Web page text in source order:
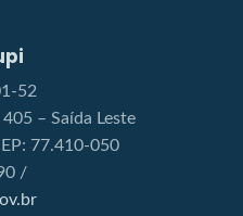
52
– Saída Leste
77.410-050
/